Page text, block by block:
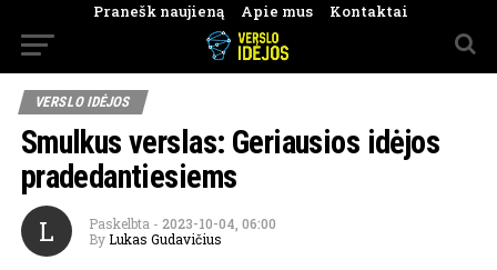
Pranešk naujieną Apie mus Kontaktai
VERSLO IDĖJOS
Smulkus verslas: Geriausios idėjos
pradedantiesiems
L Paskelbta - 2023-10-04, 06:00
By Lukas Gudavičius